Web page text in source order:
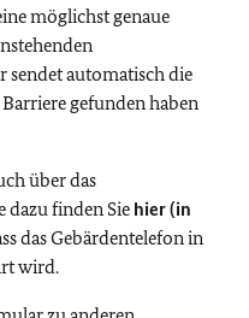
möglichst genaue
automatisch die
Barriere gefunden haben
über das
dazu finden Sie hier (in
das Gebärdentelefon in
wird.